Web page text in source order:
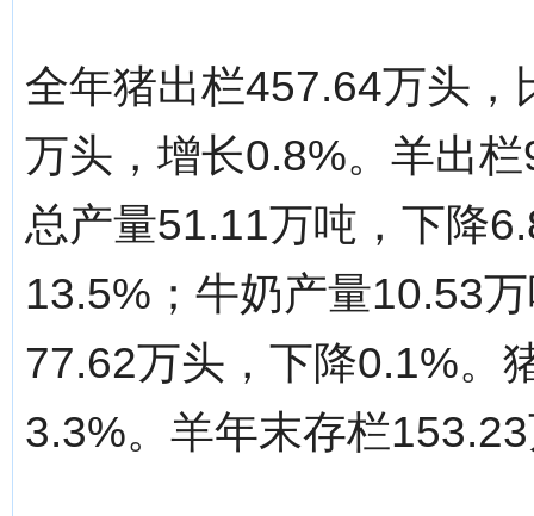
全年猪出栏457.64万头
万头，增长0.8%。羊出
总产量51.11万吨，下降
13.5%；牛奶产量10.53
77.62万头，下降0.1%。
3.3%。羊年末存栏